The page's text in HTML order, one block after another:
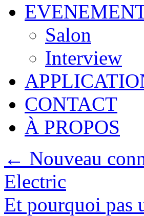
Salon
Interview
CONTACT
À PROPOS
← Nouveau
Electric
Et pourquoi pas